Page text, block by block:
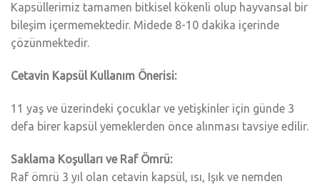
Kapsüllerimiz tamamen bitkisel kökenli olup hayvansal bir
bileşim içermemektedir. Midede 8-10 dakika içerinde
çözünmektedir.
Cetavin Kapsül Kullanım Önerisi:
11 yaş ve üzerindeki çocuklar ve yetişkinler için günde 3
defa birer kapsül yemeklerden önce alınması tavsiye edilir.
Saklama Koşulları ve Raf Ömrü:
Raf ömrü 3 yıl olan cetavin kapsül, ısı, Işık ve nemden